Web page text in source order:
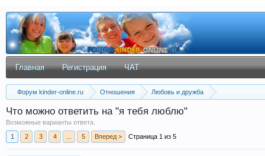
Главная Регистрация ЧАТ
Форум kinder-online.ru Отношения Любовь и дружба
Что можно ответить на "я тебя люблю"
Возможные варианты ответа.
1
2 3 4 5 Вперед > Страница 1 из 5